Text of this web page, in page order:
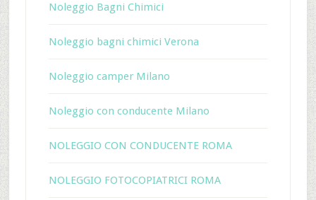
Noleggio Bagni Chimici
Noleggio bagni chimici Verona
Noleggio camper Milano
Noleggio con conducente Milano
NOLEGGIO CON CONDUCENTE ROMA
NOLEGGIO FOTOCOPIATRICI ROMA